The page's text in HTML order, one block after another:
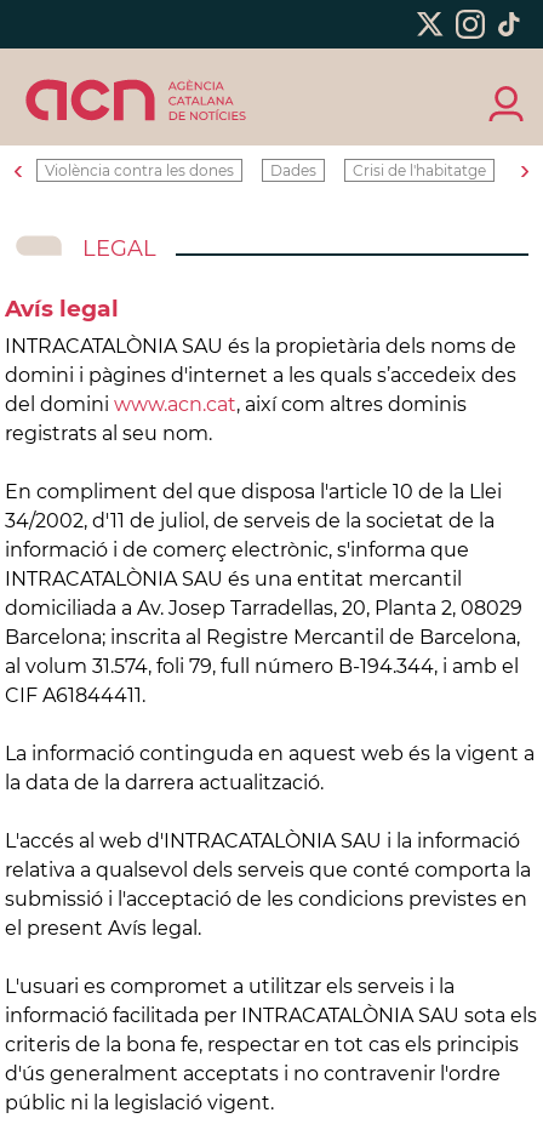
‹ Violència contra les dones Dades Crisi de l'habitatge ›
LEGAL
Avís legal
INTRACATALÒNIA SAU és la propietària dels noms de
domini i pàgines d'internet a les quals s’accedeix des
del domini www.acn.cat, així com altres dominis
registrats al seu nom.
En compliment del que disposa l'article 10 de la Llei
34/2002, d'11 de juliol, de serveis de la societat de la
informació i de comerç electrònic, s'informa que
INTRACATALÒNIA SAU és una entitat mercantil
domiciliada a Av. Josep Tarradellas, 20, Planta 2, 08029
Barcelona; inscrita al Registre Mercantil de Barcelona,
al volum 31.574, foli 79, full número B-194.344, i amb el
CIF A61844411.
La informació continguda en aquest web és la vigent a
la data de la darrera actualització.
L'accés al web d'INTRACATALÒNIA SAU i la informació
relativa a qualsevol dels serveis que conté comporta la
submissió i l'acceptació de les condicions previstes en
el present Avís legal.
L'usuari es compromet a utilitzar els serveis i la
informació facilitada per INTRACATALÒNIA SAU sota els
criteris de la bona fe, respectar en tot cas els principis
d'ús generalment acceptats i no contravenir l'ordre
públic ni la legislació vigent.